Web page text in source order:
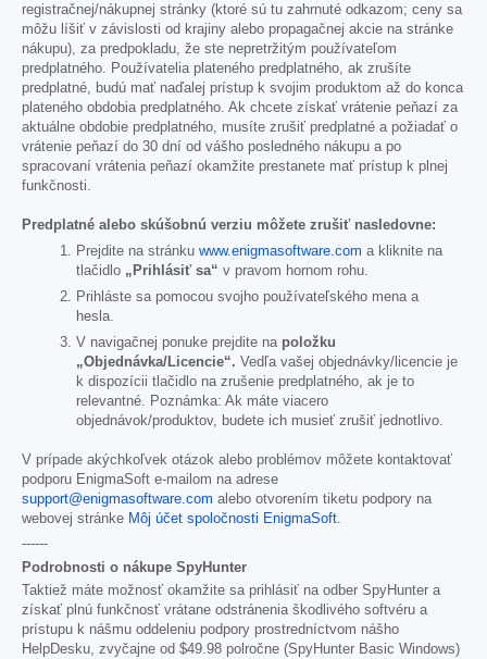
registračnej/nákupnej stránky (ktoré sú tu zahrnuté odkazom; ceny sa
môžu líšiť v závislosti od krajiny alebo propagačnej akcie na stránke
nákupu), za predpokladu, že ste nepretržitým používateľom
predplatného. Používatelia plateného predplatného, ak zrušíte
predplatné, budú mať naďalej prístup k svojim produktom až do konca
plateného obdobia predplatného. Ak chcete získať vrátenie peňazí za
aktuálne obdobie predplatného, musíte zrušiť predplatné a požiadať o
vrátenie peňazí do 30 dní od vášho posledného nákupu a po
spracovaní vrátenia peňazí okamžite prestanete mať prístup k plnej
funkčnosti.
Predplatné alebo skúšobnú verziu môžete zrušiť nasledovne:
Prejdite na stránku www.enigmasoftware.com a kliknite na
tlačidlo „Prihlásiť sa“ v pravom hornom rohu.
Prihláste sa pomocou svojho používateľského mena a
hesla.
V navigačnej ponuke prejdite na položku
„Objednávka/Licencie“. Vedľa vašej objednávky/licencie je
k dispozícii tlačidlo na zrušenie predplatného, ak je to
relevantné. Poznámka: Ak máte viacero
objednávok/produktov, budete ich musieť zrušiť jednotlivo.
V prípade akýchkoľvek otázok alebo problémov môžete kontaktovať
podporu EnigmaSoft e-mailom na adrese
support@enigmasoftware.com alebo otvorením tiketu podpory na
webovej stránke Môj účet spoločnosti EnigmaSoft.
------
Podrobnosti o nákupe SpyHunter
Taktiež máte možnosť okamžite sa prihlásiť na odber SpyHunter a
získať plnú funkčnosť vrátane odstránenia škodlivého softvéru a
prístupu k nášmu oddeleniu podpory prostredníctvom nášho
HelpDesku, zvyčajne od $49.98 polročne (SpyHunter Basic Windows)